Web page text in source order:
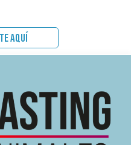
AQUÍ